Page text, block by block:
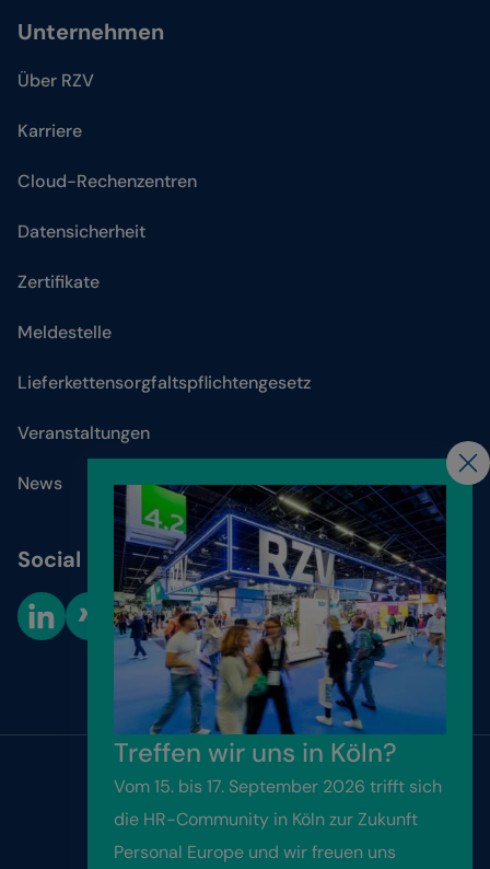
Unternehmen
Über RZV
Karriere
Cloud-Rechenzentren
Datensicherheit
Zertifikate
Meldestelle
Lieferkettensorgfaltspflichtengesetz
Veranstaltungen
News
Social Media
Cookie-Einstellungen
Website by Friendventure
Treffen wir uns in Köln?
Vom 15. bis 17. September 2026 trifft sich
die HR-Community in Köln zur Zukunft
Personal Europe und wir freuen uns